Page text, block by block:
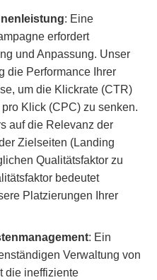
: Eine
erfordert
und Anpassung. Unser
die Performance Ihrer
um die Klickrate (CTR)
Klick (CPC) zu senken.
auf die Relevanz der
Zielseiten (Landing
Qualitätsfaktor zu
bedeutet
Platzierungen Ihrer
: Ein
Verwaltung von
die ineffiziente